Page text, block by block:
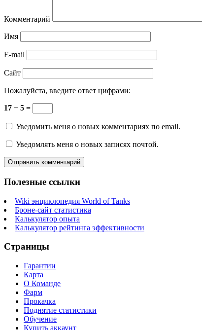
Комментарий
Имя
E-mail
Сайт
Пожалуйста, введите ответ цифрами:
17 − 5 =
Уведомить меня о новых комментариях по email.
Уведомлять меня о новых записях почтой.
Полезные ссылки
Wiki энциклопедия World of Tanks
Броне-сайт статистика
Калькулятор опыта
Калькулятор рейтинга эффективности
Страницы
Гарантии
Карта
О Команде
Фарм
Прокачка
Поднятие статистики
Обучение
Купить аккаунт